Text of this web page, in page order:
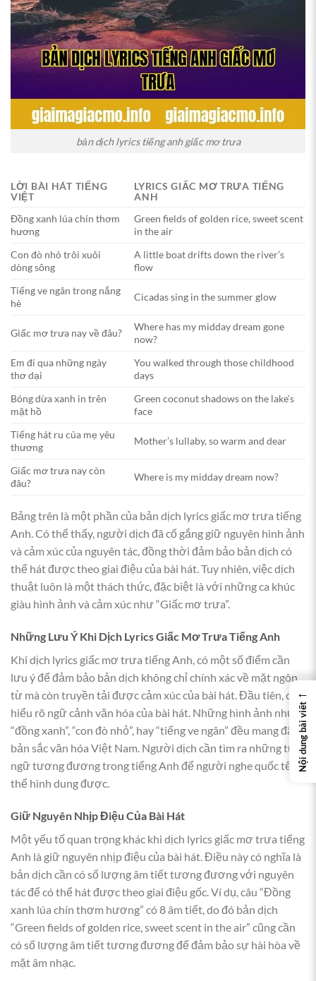
bản dịch lyrics tiếng anh giấc mơ trưa
LỜI BÀI HÁT TIẾNG
VIỆT
LYRICS GIẤC MƠ TRƯA TIẾNG
ANH
Đồng xanh lúa chín thơm
hương
Green fields of golden rice, sweet scent
in the air
Con đò nhỏ trôi xuôi
dòng sông
A little boat drifts down the river’s
flow
Tiếng ve ngân trong nắng
hè
Cicadas sing in the summer glow
Giấc mơ trưa nay về đâu?
Where has my midday dream gone
now?
Em đi qua những ngày
thơ dại
You walked through those childhood
days
Bóng dừa xanh in trên
mặt hồ
Green coconut shadows on the lake’s
face
Tiếng hát ru của mẹ yêu
thương
Mother’s lullaby, so warm and dear
Giấc mơ trưa nay còn
đâu?
Where is my midday dream now?
Bảng trên là một phần của bản dịch lyrics giấc mơ trưa tiếng
Anh. Có thể thấy, người dịch đã cố gắng giữ nguyên hình ảnh
và cảm xúc của nguyên tác, đồng thời đảm bảo bản dịch có
thể hát được theo giai điệu của bài hát. Tuy nhiên, việc dịch
thuật luôn là một thách thức, đặc biệt là với những ca khúc
giàu hình ảnh và cảm xúc như “Giấc mơ trưa”.
Những Lưu Ý Khi Dịch Lyrics Giấc Mơ Trưa Tiếng Anh
Khi dịch lyrics giấc mơ trưa tiếng Anh, có một số điểm cần
lưu ý để đảm bảo bản dịch không chỉ chính xác về mặt ngôn
từ mà còn truyền tải được cảm xúc của bài hát. Đầu tiên, cần
hiểu rõ ngữ cảnh văn hóa của bài hát. Những hình ảnh như
“đồng xanh”, “con đò nhỏ”, hay “tiếng ve ngân” đều mang đậm
bản sắc văn hóa Việt Nam. Người dịch cần tìm ra những từ
ngữ tương đương trong tiếng Anh để người nghe quốc tế có
thể hình dung được.
Giữ Nguyên Nhịp Điệu Của Bài Hát
Một yếu tố quan trọng khác khi dịch lyrics giấc mơ trưa tiếng
Anh là giữ nguyên nhịp điệu của bài hát. Điều này có nghĩa là
bản dịch cần có số lượng âm tiết tương đương với nguyên
tác để có thể hát được theo giai điệu gốc. Ví dụ, câu “Đồng
xanh lúa chín thơm hương” có 8 âm tiết, do đó bản dịch
“Green fields of golden rice, sweet scent in the air” cũng cần
có số lượng âm tiết tương đương để đảm bảo sự hài hòa về
mặt âm nhạc.
←
Nội dung bài viết